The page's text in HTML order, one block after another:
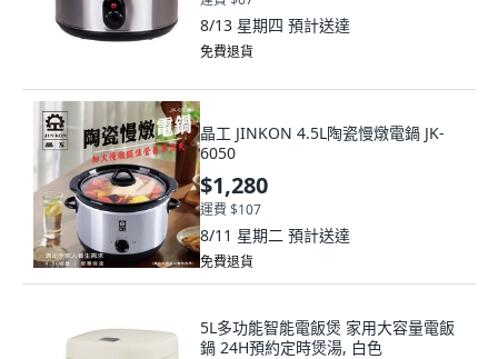
8/13 星期四 預計送達
免費退貨
晶工 JINKON 4.5L陶瓷慢燉電鍋 JK-
6050
$1,280
運費 $107
8/11 星期二 預計送達
免費退貨
5L多功能智能電飯煲 家用大容量電飯
鍋 24H預約定時煲湯, 白色